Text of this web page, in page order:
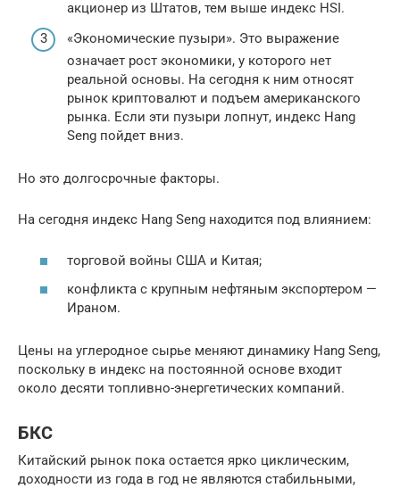
акционер из Штатов, тем выше индекс HSI.
«Экономические пузыри». Это выражение
означает рост экономики, у которого нет
реальной основы. На сегодня к ним относят
рынок криптовалют и подъем американского
рынка. Если эти пузыри лопнут, индекс Hang
Seng пойдет вниз.
Но это долгосрочные факторы.
На сегодня индекс Hang Seng находится под влиянием:
торговой войны США и Китая;
конфликта с крупным нефтяным экспортером —
Ираном.
Цены на углеродное сырье меняют динамику Hang Seng,
поскольку в индекс на постоянной основе входит
около десяти топливно-энергетических компаний.
БКС
Китайский рынок пока остается ярко циклическим,
доходности из года в год не являются стабильными,